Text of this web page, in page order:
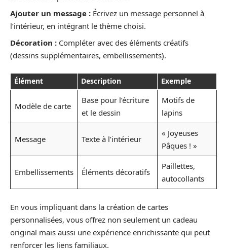
Ajouter un message : Écrivez un message personnel à
l’intérieur, en intégrant le thème choisi.
Décoration : Compléter avec des éléments créatifs
(dessins supplémentaires, embellissements).
Élément Description Exemple
Modèle de carte
Base pour l’écriture
et le dessin
Motifs de
lapins
Message Texte à l’intérieur
« Joyeuses
Pâques ! »
Embellissements Éléments décoratifs
Paillettes,
autocollants
En vous impliquant dans la création de cartes
personnalisées, vous offrez non seulement un cadeau
original mais aussi une expérience enrichissante qui peut
renforcer les liens familiaux.